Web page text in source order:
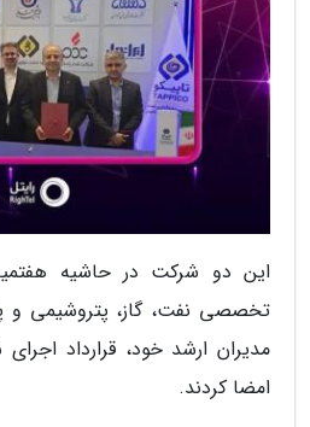
این دو شرکت در حاشیه
تخصصی نفت، گاز، پتروشیمی و
مدیران ارشد خود، قرارداد
امضا کردند.